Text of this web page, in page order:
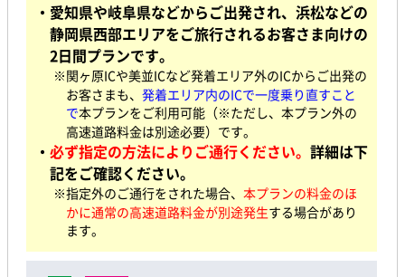
・愛知県や岐阜県などからご出発され、浜松などの
静岡県西部エリアをご旅行されるお客さま向けの
2日間プランです。
※関ヶ原ICや美並ICなど発着エリア外のICからご出発の
お客さまも、 発着エリア内のICで一度乗り直すこと
で本プランをご利用可能（※ただし、本プラン外の
高速道路料金は別途必要）です。
・ 必ず指定の方法によりご通行ください。 詳細は下
記をご確認ください。
※指定外のご通行をされた場合、 本プランの料金のほ
かに通常の高速道路料金が別途発生する場合があり
ます。